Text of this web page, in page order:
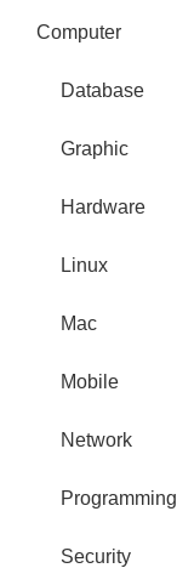
Computer
Database
Graphic
Hardware
Linux
Mac
Mobile
Network
Programming
Security